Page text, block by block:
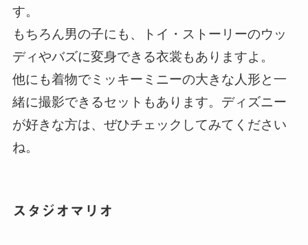
す。
もちろん男の子にも、トイ・ストーリーのウッ
ディやバズに変身できる衣裳もありますよ。
他にも着物でミッキーミニーの大きな人形と一
緒に撮影できるセットもあります。ディズニー
が好きな方は、ぜひチェックしてみてください
ね。
スタジオマリオ